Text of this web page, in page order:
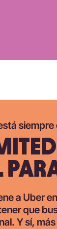
a Uber
que
Y sí,